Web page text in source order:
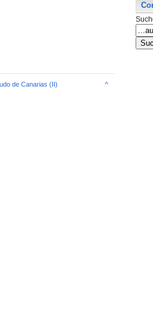
de Canarias (II) ^